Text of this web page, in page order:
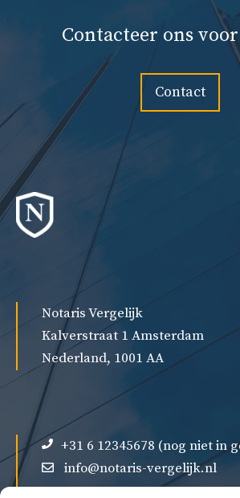
Contacteer ons
Contact
Notaris Vergelijk
Kalverstraat 1 Amsterdam
Nederland, 1001 AA
+31 6 12345678 (nog niet in
info@notaris-vergelijk.nl